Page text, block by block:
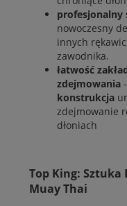
profesjonalny
nowoczesny
innych
zawodnika.
łatwość
zdejmowania -
konstrukcja
zdejmowanie
dłoniach
Top King: Sztuka
Muay Thai